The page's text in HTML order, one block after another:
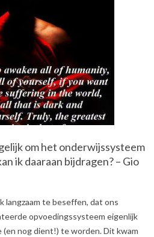
om het onderwijssysteem
ik daaraan bijdragen? – Gio
langzaam te beseffen, dat ons
opvoedingssysteem eigenlijk
nog dient!) te worden. Dit kwam